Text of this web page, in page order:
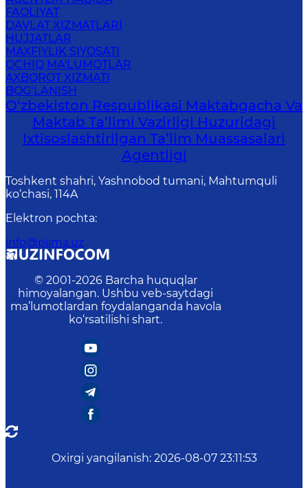
FAOLIYAT
DAVLAT XIZMATLARI
HUJJATLAR
MAXFIYLIK SIYOSATI
OCHIQ MA'LUMOTLAR
AXBOROT XIZMATI
BOG‘LANISH
O‘zbekiston Respublikasi Maktabgacha Va
Maktab Ta’limi Vazirligi Huzuridagi
Ixtisoslashtirilgan Ta’lim Muassasalari
Agentligi
Toshkent shahri, Yashnobod tumani, Mahtumquli
ko‘chasi, 114A
Elektron pochta:
info@piima.uz
© 2001-2026 Barcha huquqlar
himoyalangan. Ushbu veb-saytdagi
ma’lumotlardan foydalanganda havola
ko‘rsatilishi shart.
Oxirgi yangilanish: 2026-08-07 23:11:53